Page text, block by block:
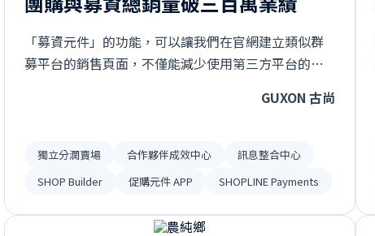
「募資元件」的功能，可以讓我們在官網建立類似群
募平台的銷售頁面，不僅能減少使用第三方平台的抽
由『團購解決方案』的獨立賣場建立，讓我們與 KOL
GUXON 古尚
獨立分潤賣場 合作夥伴成效中心
訊息整合中心
SHOP Builder
促購元件 APP SHOPLINE Payments